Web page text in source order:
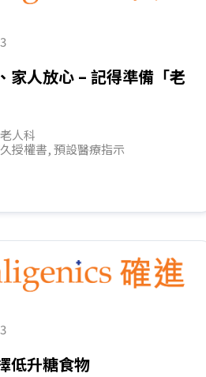
家人放心 – 記得準備「老
老人科
授權書,預設醫療指示
低升糖食物